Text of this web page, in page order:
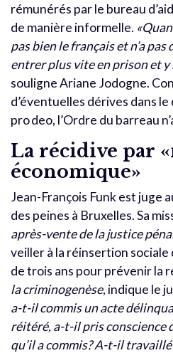
rémunérés par le bureau
de manière informelle.
pas bien le français et n’a pas
entrer plus vite en prison et
souligne Ariane Jodogne.
d’éventuelles dérives dans
pro deo, l’Ordre du barreau
La récidive par
économique»
Jean-François Funk est juge
des peines à Bruxelles. Sa
après-vente de la justice
veiller à la réinsertion sociale
de trois ans pour prévenir la
la criminogenèse, indique le
a-t-il commis un acte
réitéré, a-t-il pris conscience
qu’il a commis? A-t-il